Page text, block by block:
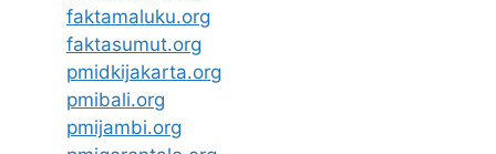
faktamaluku.org
faktasumut.org
pmidkijakarta.org
pmibali.org
pmijambi.org